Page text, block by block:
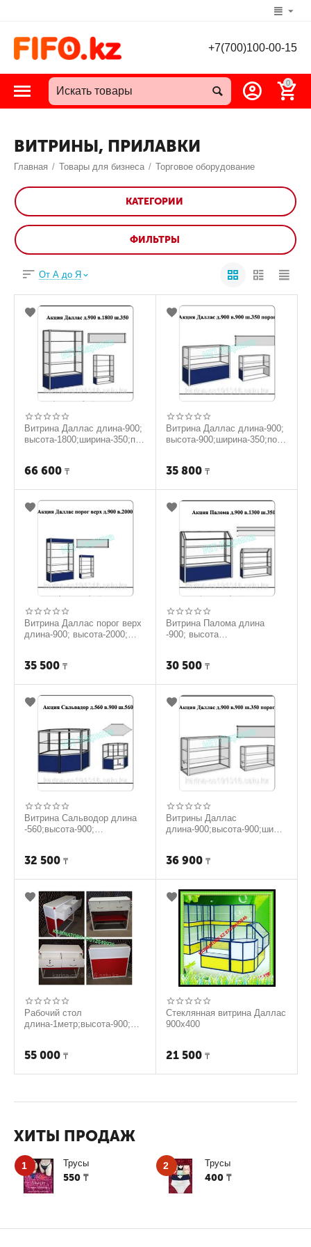
+7(700)100-00-15
0
ВИТРИНЫ, ПРИЛАВКИ
Главная / Товары для бизнеса / Торговое оборудование
КАТЕГОРИИ
ФИЛЬТРЫ
От А до Я
Витрина Даллас длина-900;
высота-1800;ширина-350;пор
66 600 ₸
Витрина Даллас длина-900;
высота-900;ширина-350;поро
35 800 ₸
Витрина Даллас порог верх
длина-900; высота-2000;
35 500 ₸
Витрина Палома длина
-900; высота
30 500 ₸
Витрина Сальводор длина
-560;высота-900;
32 500 ₸
Витрины Даллас
длина-900;высота-900;шири
36 900 ₸
Рабочий стол
длина-1метр;высота-900;
55 000 ₸
Стеклянная витрина Даллас
900х400
21 500 ₸
ХИТЫ ПРОДАЖ
1 Трусы
550 ₸
2 Трусы
400 ₸